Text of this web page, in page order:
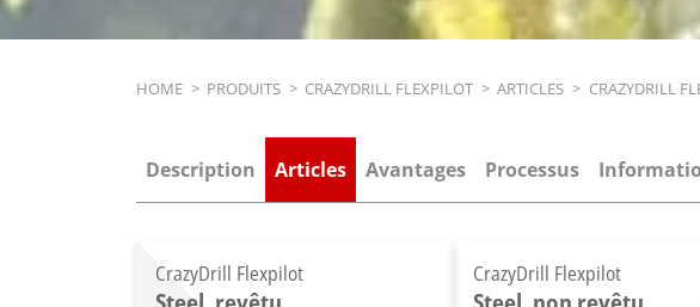
Breadcrumb
HOME > PRODUITS > CRAZYDRILL FLEXPILOT > ARTICLES > CRAZYDRILL
Description Articles Avantages Processus
CrazyDrill Flexpilot CrazyDrill Flexpilot